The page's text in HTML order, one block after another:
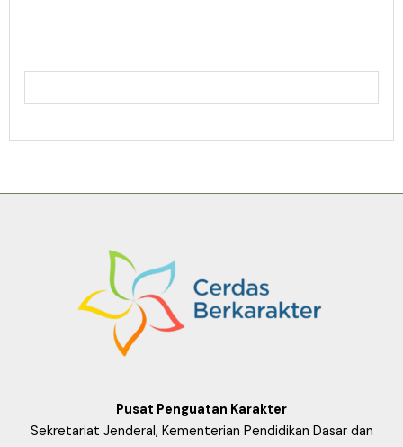
Pusat Penguatan Karakter
Sekretariat Jenderal, Kementerian Pendidikan Dasar dan